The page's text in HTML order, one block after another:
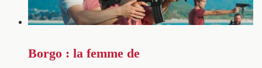
Borgo : la femme de